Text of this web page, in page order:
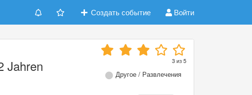
Создать событие Войти
Jahren 3из5
Другое / Развлечения